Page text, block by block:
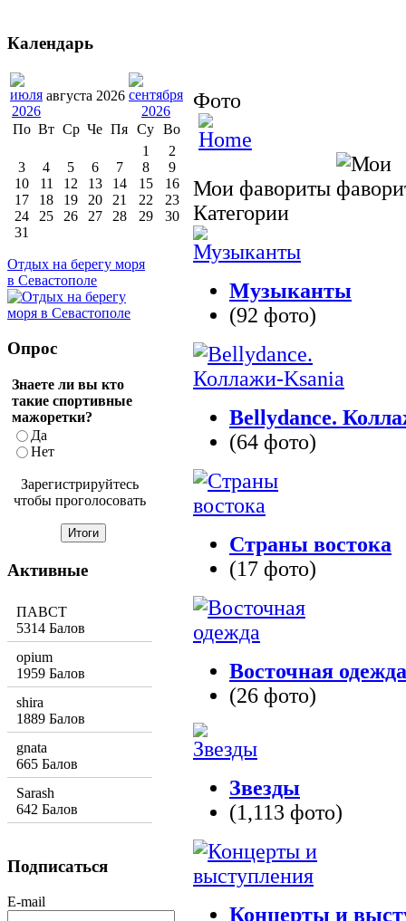
Фото
Мои фавориты
Категории
Музыканты
(92 фото)
Bellydance.
(64 фото)
Страны востока
(17 фото)
Восточная одежда
(26 фото)
Звезды
(1,113 фото)
Концерты и
Календарь
августа 2026
По Вт Ср Че Пя Су Во
1
2
3
4 5 6 7 8
9
10
11 12 13 14 15
16
17
18 19 20 21 22
23
24
25 26 27 28 29
30
31
Отдых на берегу моря
в Севастополе
Опрос
Знаете ли вы кто
такие спортивные
мажоретки?
Да
Нет
Зарегистрируйтесь
чтобы проголосовать
Активные
ПАВСТ
5314 Балов
opium
1959 Балов
shira
1889 Балов
gnata
665 Балов
Sarash
642 Балов
Подписаться
E-mail